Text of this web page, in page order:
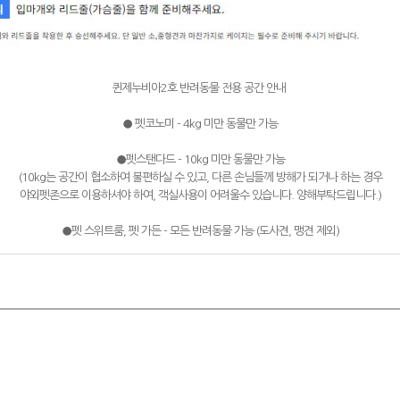
퀸제누비아2호 반려동물 전용 공간 안내
● 펫코노미 - 4kg 미만 동물만 가능
●펫스탠다드 - 10kg 미만 동물만 가능
(10kg는 공간이 협소하여 불편하실 수 있고, 다른 손님들께 방해가 되거나 하는 경우
야외펫존으로 이용하셔야 하여, 객실사용이 어려울수 있습니다. 양해부탁드립니다.)
●펫 스위트룸, 펫 가든 - 모든 반려동물 가능 (도사견, 맹견 제외)